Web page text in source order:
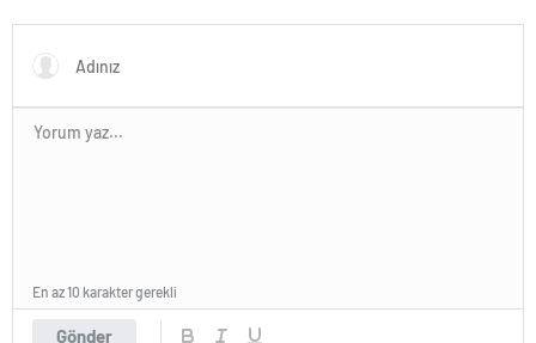
geldi: Eğer istemeden birini
kırmışsam…
Suresinin Anlamı ve Fazileti
Gönder
En az 10 karakter gerekli